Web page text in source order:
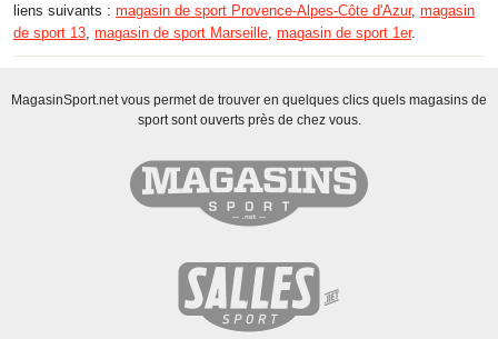
liens suivants : magasin de sport Provence-Alpes-Côte d'Azur, magasin
de sport 13 magasin de sport Marseille magasin de sport 1er.
MagasinSport.net vous permet de trouver en quelques clics quels magasins de
sport sont ouverts près de chez vous.